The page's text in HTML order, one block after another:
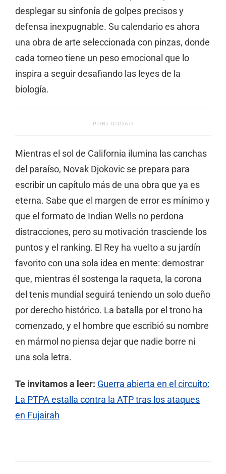
desplegar su sinfonía de golpes precisos y
defensa inexpugnable. Su calendario es ahora
una obra de arte seleccionada con pinzas, donde
cada torneo tiene un peso emocional que lo
inspira a seguir desafiando las leyes de la
biología.
PUBLICIDAD
Mientras el sol de California ilumina las canchas
del paraíso, Novak Djokovic se prepara para
escribir un capítulo más de una obra que ya es
eterna. Sabe que el margen de error es mínimo y
que el formato de Indian Wells no perdona
distracciones, pero su motivación trasciende los
puntos y el ranking. El Rey ha vuelto a su jardín
favorito con una sola idea en mente: demostrar
que, mientras él sostenga la raqueta, la corona
del tenis mundial seguirá teniendo un solo dueño
por derecho histórico. La batalla por el trono ha
comenzado, y el hombre que escribió su nombre
en mármol no piensa dejar que nadie borre ni
una sola letra.
Te invitamos a leer: Guerra abierta en el circuito:
La PTPA estalla contra la ATP tras los ataques
en Fujairah